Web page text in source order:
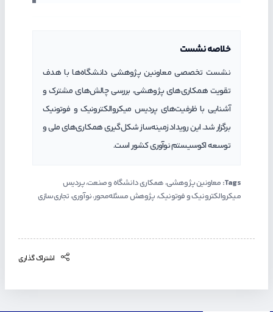
خلاصه نشست
نشست تخصصی معاونین پژوهشی دانشگاه‌ها با هدف
تقویت همکاری‌های پژوهشی، بررسی چالش‌های مشترک و
آشنایی با ظرفیت‌های پردیس میکروالکترونیک و فوتونیک
برگزار شد. این رویداد زمینه‌ساز شکل‌گیری همکاری‌های ملی و
توسعه اکوسیستم نوآوری کشور است.
Tags: معاونین پژوهشی، همکاری دانشگاه و صنعت، پردیس
میکروالکترونیک و فوتونیک، پژوهش مسئله‌محور، نوآوری، تجاری‌سازی
اشتراک گذاری